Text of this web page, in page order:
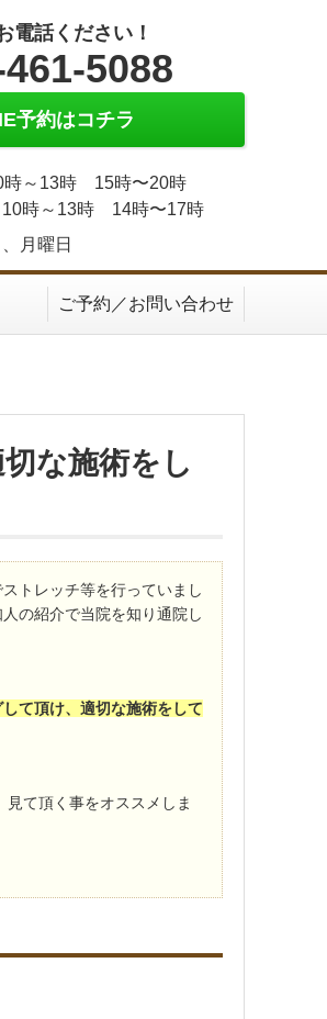
電話ください！
5088
予約はコチラ
時～13時 15時〜20時
10時～13時 14時〜17時
月曜日
ご予約／お問い合わせ
な施術をし
トレッチ等を行っていまし
の紹介で当院を知り通院し
て頂け、適切な施術をして
て頂く事をオススメしま